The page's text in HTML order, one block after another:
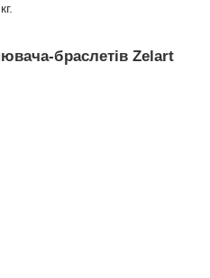
браслетів Zelart